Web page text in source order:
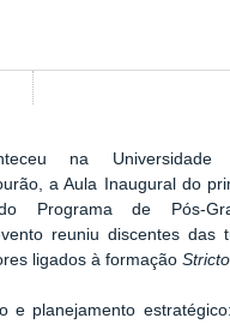
na
a Aula Inaugural do
Programa de Pós-
reuniu discentes
ligados à formação
e planejamento